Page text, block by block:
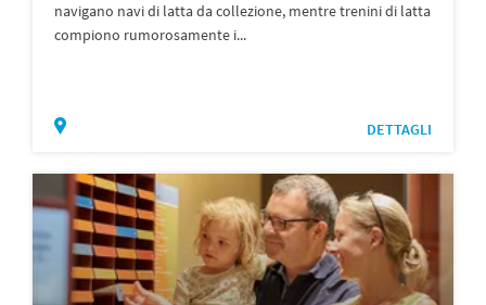
navigano navi di latta da collezione, mentre trenini di latta
compiono rumorosamente i...
DETTAGLI